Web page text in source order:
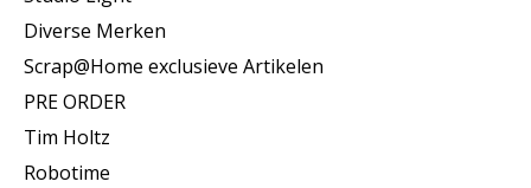
Diverse Merken
Scrap@Home exclusieve Artikelen
PRE ORDER
Tim Holtz
Robotime